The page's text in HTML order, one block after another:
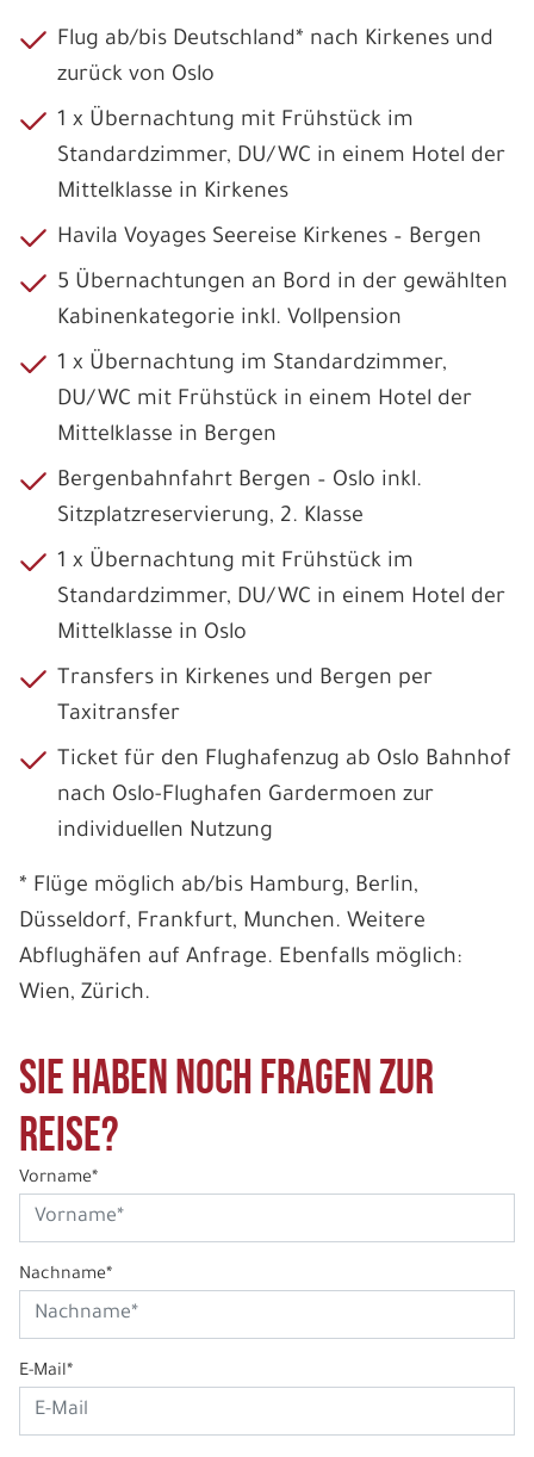
Flug ab/bis Deutschland* nach Kirkenes und
zurück von Oslo
1 x Übernachtung mit Frühstück im
Standardzimmer, DU/WC in einem Hotel der
Mittelklasse in Kirkenes
Havila Voyages Seereise Kirkenes – Bergen
5 Übernachtungen an Bord in der gewählten
Kabinenkategorie inkl. Vollpension
1 x Übernachtung im Standardzimmer,
DU/WC mit Frühstück in einem Hotel der
Mittelklasse in Bergen
Bergenbahnfahrt Bergen – Oslo inkl.
Sitzplatzreservierung, 2. Klasse
1 x Übernachtung mit Frühstück im
Standardzimmer, DU/WC in einem Hotel der
Mittelklasse in Oslo
Transfers in Kirkenes und Bergen per
Taxitransfer
Ticket für den Flughafenzug ab Oslo Bahnhof
nach Oslo-Flughafen Gardermoen zur
individuellen Nutzung
* Flüge möglich ab/bis Hamburg, Berlin,
Düsseldorf, Frankfurt, Munchen. Weitere
Abflughäfen auf Anfrage. Ebenfalls möglich:
Wien, Zürich.
Sie haben noch Fragen zur
Reise?
Vorname*
Nachname*
E-Mail*